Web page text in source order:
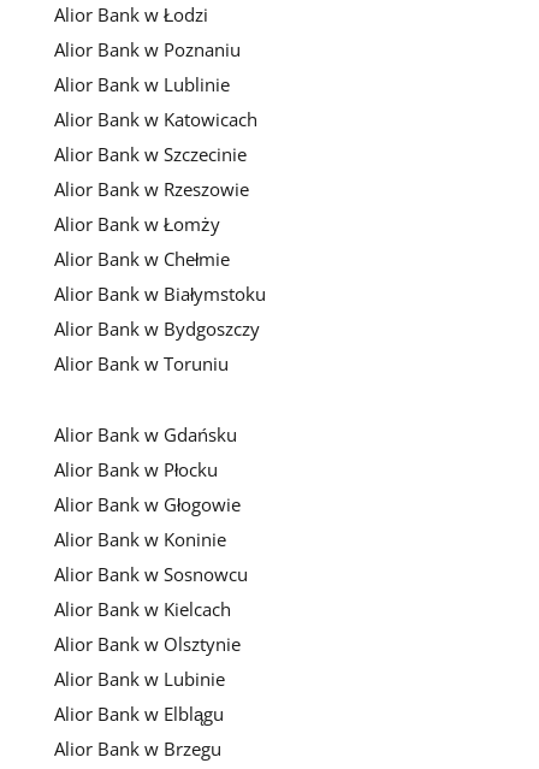
Alior Bank w Łodzi
Alior Bank w Poznaniu
Alior Bank w Lublinie
Alior Bank w Katowicach
Alior Bank w Szczecinie
Alior Bank w Rzeszowie
Alior Bank w Łomży
Alior Bank w Chełmie
Alior Bank w Białymstoku
Alior Bank w Bydgoszczy
Alior Bank w Toruniu
Alior Bank w Gdańsku
Alior Bank w Płocku
Alior Bank w Głogowie
Alior Bank w Koninie
Alior Bank w Sosnowcu
Alior Bank w Kielcach
Alior Bank w Olsztynie
Alior Bank w Lubinie
Alior Bank w Elblągu
Alior Bank w Brzegu